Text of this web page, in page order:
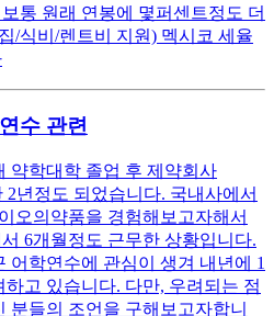
통 원래 연봉에 몇퍼센트정도 더
/식비/렌트비 지원) 멕시코 세율
수 관련
약학대학 졸업 후 제약회사
년정도 되었습니다. 국내사에서
오의약품을 경험해보고자해서
6개월정도 근무한 상황입니다.
어학연수에 관심이 생겨 내년에 1
고 있습니다. 다만, 우려되는 점
분들의 조언을 구해보고자합니